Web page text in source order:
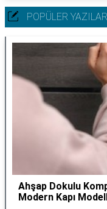
POPÜLER YAZILAR
Ahşap Dokulu
Modern Kapı